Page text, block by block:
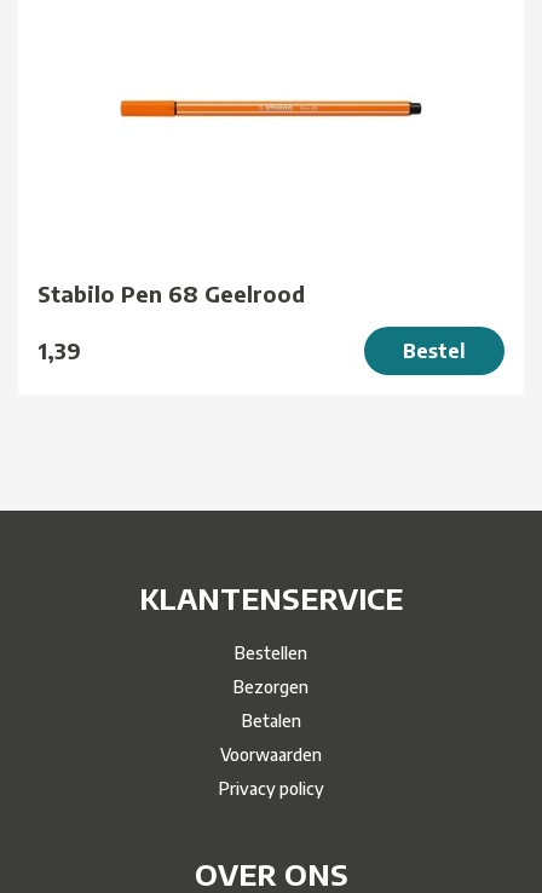
Stabilo Pen 68 Geelrood
1,39 Bestel
KLANTENSERVICE
Bestellen
Bezorgen
Betalen
Voorwaarden
Privacy policy
OVER ONS